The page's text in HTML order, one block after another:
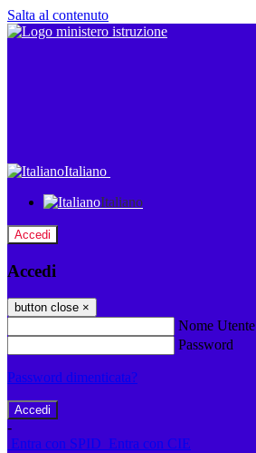
Salta al contenuto
Italiano
Italiano
Accedi
Accedi
button close ×
Nome Utente
Password
Password dimenticata?
-
Entra con SPID Entra con CIE